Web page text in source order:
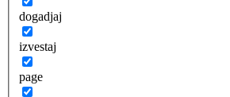
dogadjaj
izvestaj
page